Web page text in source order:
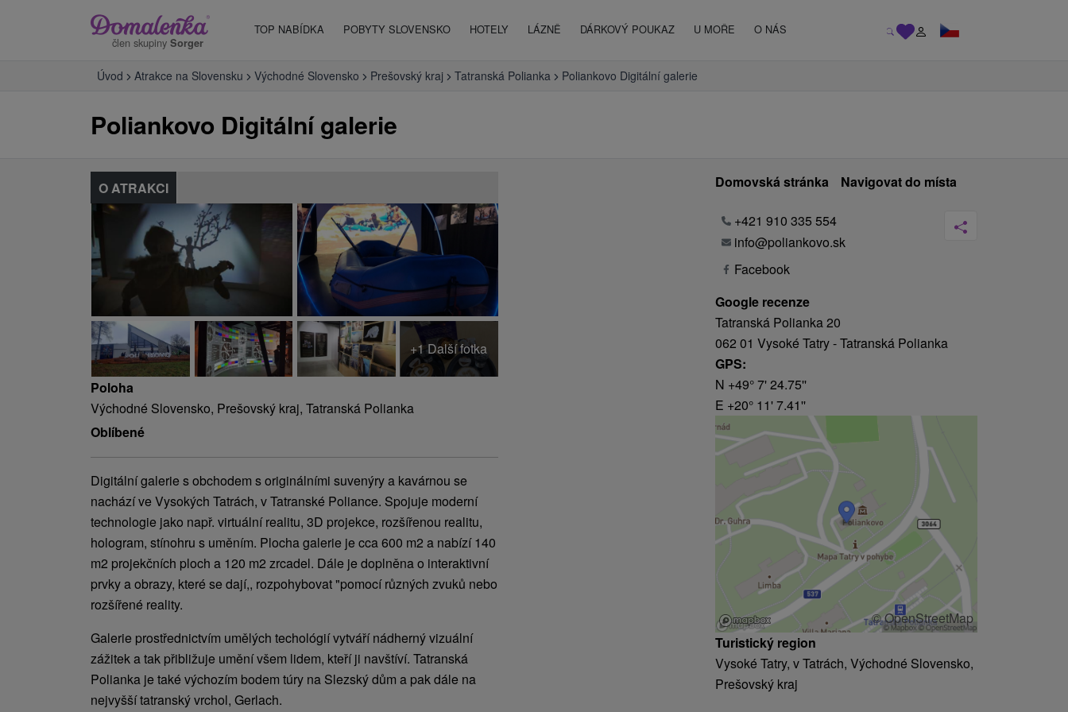
člen skupiny Sorger
TOP NABÍDKA POBYTY SLOVENSKO HOTELY LÁZNĚ DÁRKOVÝ POUKAZ U MOŘE O NÁS
Úvod Atrakce na Slovensku Východné Slovensko Prešovský kraj Tatranská Polianka Poliankovo Digitální galerie
Poliankovo Digitální galerie
Domovská stránka Navigovat do místa
+421 910 335 554
info@poliankovo.sk
Facebook
Google recenze
Tatranská Polianka 20
062 01 Vysoké Tatry - Tatranská Polianka
GPS:
N +49° 7' 24.75''
E +20° 11' 7.41''
© OpenStreetMap
Turistický region
Vysoké Tatry, v Tatrách, Východné Slovensko,
Prešovský kraj
O ATRAKCI
+1 Další fotka
Poloha
Východné Slovensko, Prešovský kraj, Tatranská Polianka
Oblíbené
Digitální galerie s obchodem s originálními suvenýry a kavárnou se
nachází ve Vysokých Tatrách, v Tatranské Poliance. Spojuje moderní
technologie jako např. virtuální realitu, 3D projekce, rozšířenou realitu,
hologram, stínohru s uměním. Plocha galerie je cca 600 m2 a nabízí 140
m2 projekčních ploch a 120 m2 zrcadel. Dále je doplněna o interaktivní
prvky a obrazy, které se dají,, rozpohybovat "pomocí různých zvuků nebo
rozšířené reality.
Galerie prostřednictvím umělých techológií vytváří nádherný vizuální
zážitek a tak přibližuje umění všem lidem, kteří ji navštíví. Tatranská
Polianka je také výchozím bodem túry na Slezský dům a pak dále na
nejvyšší tatranský vrchol, Gerlach.